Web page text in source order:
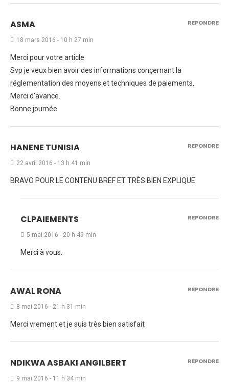
ASMA
18 mars 2016 - 10 h 27 min
Merci pour votre article
Svp je veux bien avoir des informations conçernant la
réglementation des moyens et techniques de paiements.
Merci d’avance.
Bonne journée
REPONDRE
HANENE TUNISIA
22 avril 2016 - 13 h 41 min
BRAVO POUR LE CONTENU BREF ET TRÈS BIEN EXPLIQUE.
REPONDRE
CLPAIEMENTS
5 mai 2016 - 20 h 49 min
Merci à vous.
REPONDRE
AWAL RONA
8 mai 2016 - 21 h 31 min
Merci vrement et je suis très bien satisfait
REPONDRE
NDIKWA ASBAKI ANGILBERT
9 mai 2016 - 11 h 34 min
REPONDRE